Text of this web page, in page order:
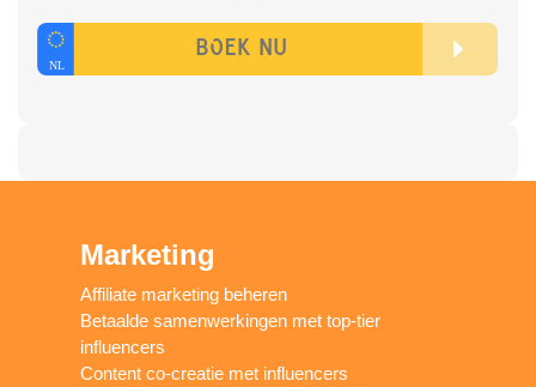
Marketing
Affiliate marketing beheren
Betaalde samenwerkingen met top-tier
influencers
Content co-creatie met influencers